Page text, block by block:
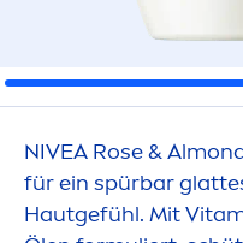
NIVEA Rose&
für ein spürbar
Hautgefühl. Mit